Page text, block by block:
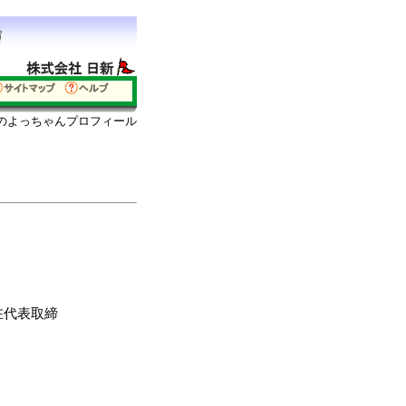
よっちゃんプロフィール
代表取締